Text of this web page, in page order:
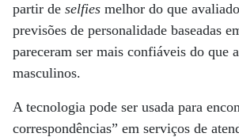
partir de selfies melhor do que
previsões de personalidade baseadas
pareceram ser mais confiáveis ​​do que
masculinos.
A tecnologia pode ser usada para
correspondências” em serviços de